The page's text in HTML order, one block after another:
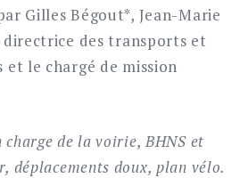
Gilles Bégout*, Jean-Marie
des transports et
et le chargé de mission
de la voirie, BHNS et
déplacements doux, plan vélo.